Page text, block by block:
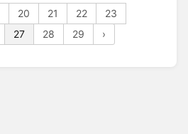
20 21 22
23
27 28 29 ›